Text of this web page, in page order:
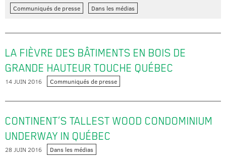
Communiqués de presse Dans les médias
LA FIÈVRE DES BÂTIMENTS EN BOIS DE
GRANDE HAUTEUR TOUCHE QUÉBEC
14 JUIN 2016 Communiqués de presse
CONTINENT’S TALLEST WOOD CONDOMINIUM
UNDERWAY IN QUÉBEC
28 JUIN 2016 Dans les médias